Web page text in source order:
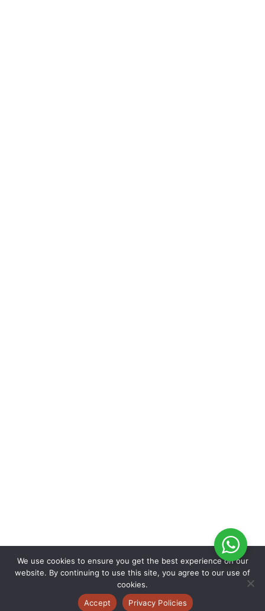
We use cookies to ensure you get the best experience on our
website. By continuing to use this site, you agree to our use of
cookies.
Accept
Privacy Policies